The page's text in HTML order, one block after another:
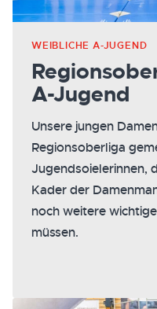
WEIBLICHE A-JUGEND
A-Jugend
Unsere jungen
Regionsoberliga
Jugendsoielerinnen,
Kader der
noch weitere
müssen.